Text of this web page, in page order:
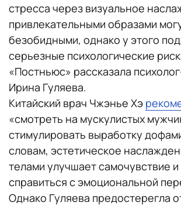
стресса через визуальное
привлекательными образами
безобидными, однако у этого
серьезные психологические
«Постньюс» рассказала
Ирина Гуляева.
Китайский врач Чжэнье Хэ
«смотреть на мускулистых
стимулировать выработку
словам, эстетическое
телами улучшает самочувствие
справиться с эмоциональной
Однако Гуляева предостерегла